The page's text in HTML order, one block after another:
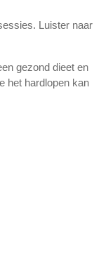
Luister naar
gezond dieet en
het hardlopen kan